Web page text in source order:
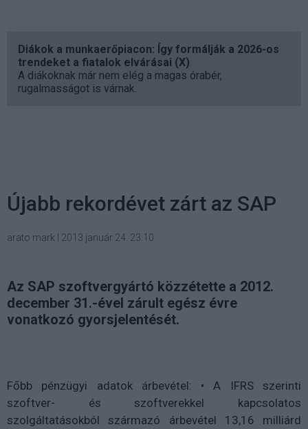
Diákok a munkaerőpiacon: Így formálják a 2026-os
trendeket a fiatalok elvárásai (X)
A diákoknak már nem elég a magas órabér,
rugalmasságot is várnak.
Újabb rekordévet zárt az SAP
arato mark 2013 január 24. 23:10
Az SAP szoftvergyártó közzétette a 2012.
december 31.-ével zárult egész évre
vonatkozó gyorsjelentését.
Főbb pénzügyi adatok árbevétel: • A IFRS szerinti
szoftver- és szoftverekkel kapcsolatos
szolgáltatásokból származó árbevétel 13,16 milliárd